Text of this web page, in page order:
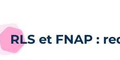
RLS et FNAP :